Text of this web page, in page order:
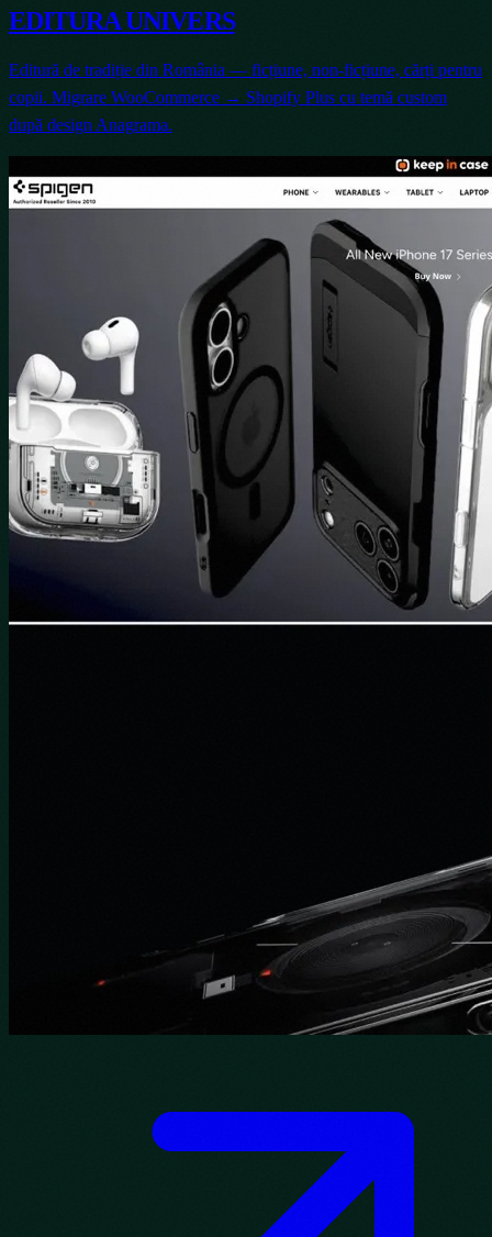
EDITURA UNIVERS
Editură de tradiție din România — ficțiune, non-ficțiune, cărți pentru
copii. Migrare WooCommerce → Shopify Plus cu temă custom
după design Anagrama.